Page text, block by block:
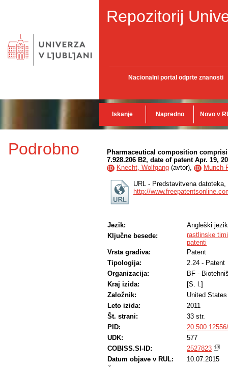
Repozitorij
Nacionalni portal odprte znanosti
Iskanje Napredno Novo v
Podrobno
Pharmaceutical composition
7.928.206 B2, date of patent Apr. 19,
ID Knecht, Wolfgang (avtor), ID
URL - Predstavitvena
http://
Jezik:
Angleški jezik
Ključne besede:
rastlinske
patenti
Vrsta gradiva:
Patent
Tipologija:
2.24 - Patent
Organizacija:
BF -
Kraj izida:
[S. l.]
Založnik:
United
Leto izida:
2011
Št. strani:
33 str.
PID:
UDK:
577
COBISS.SI-ID:
2527823
Datum objave v RUL:
10.07.2015